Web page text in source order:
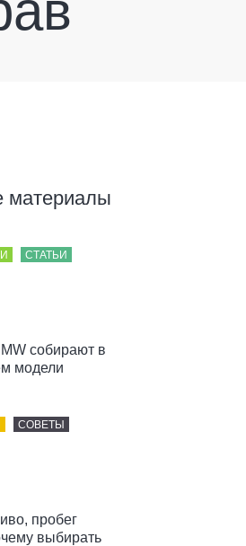
материалы
СТАТЬИ
собирают в
модели
СОВЕТЫ
пробег
выбирать